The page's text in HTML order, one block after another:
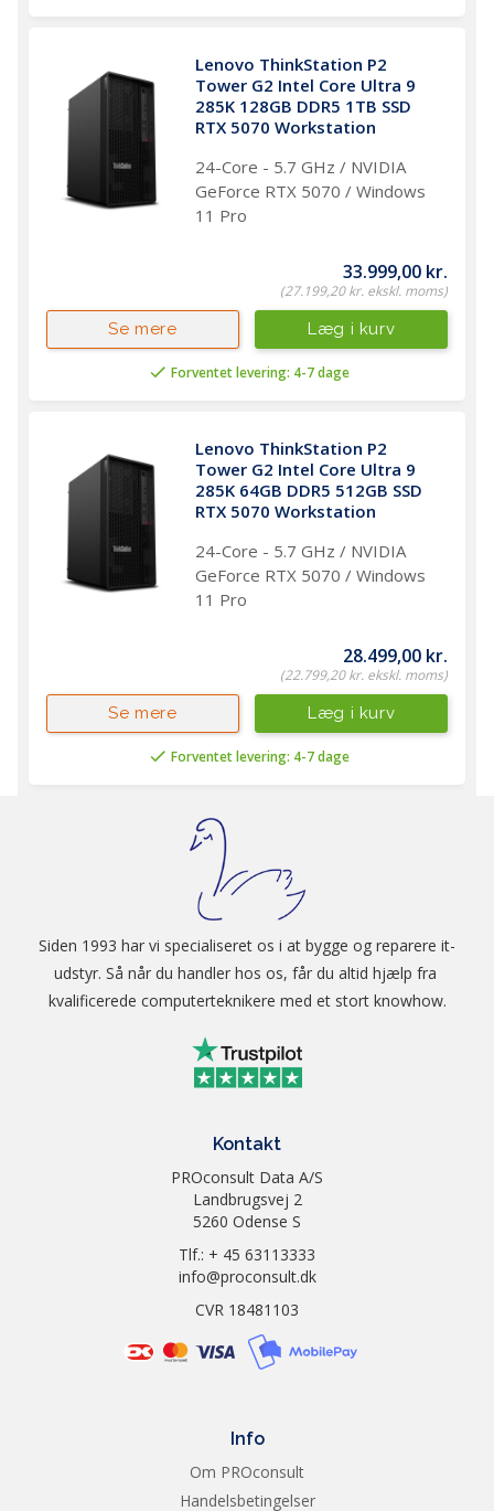
Lenovo ThinkStation P2
Tower G2 Intel Core Ultra 9
285K 128GB DDR5 1TB SSD
RTX 5070 Workstation
24-Core - 5.7 GHz / NVIDIA
GeForce RTX 5070 / Windows
11 Pro
33.999,00 kr.
(27.199,20 kr. ekskl. moms)
Forventet levering: 4-7 dage
Læg i kurv
Se mere
Lenovo ThinkStation P2
Tower G2 Intel Core Ultra 9
285K 64GB DDR5 512GB SSD
RTX 5070 Workstation
24-Core - 5.7 GHz / NVIDIA
GeForce RTX 5070 / Windows
11 Pro
28.499,00 kr.
(22.799,20 kr. ekskl. moms)
Forventet levering: 4-7 dage
Læg i kurv
Se mere
Siden 1993 har vi specialiseret os i at bygge og reparere it-
udstyr. Så når du handler hos os, får du altid hjælp fra
kvalificerede computerteknikere med et stort knowhow.
Kontakt
PROconsult Data A/S
Landbrugsvej 2
5260 Odense S
Tlf.: + 45 63113333
info@proconsult.dk
CVR 18481103
Info
Om PROconsult
Handelsbetingelser